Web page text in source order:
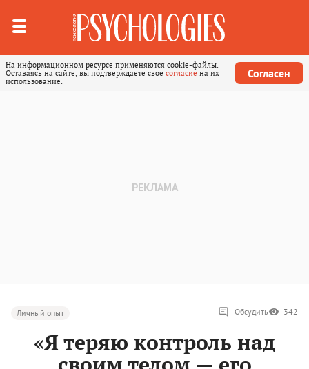
На информационном ресурсе применяются cookie-файлы.
Оставаясь на сайте, вы подтверждаете свое согласие на их
использование.
Согласен
Личный опыт Обсудить 342
«Я теряю контроль над